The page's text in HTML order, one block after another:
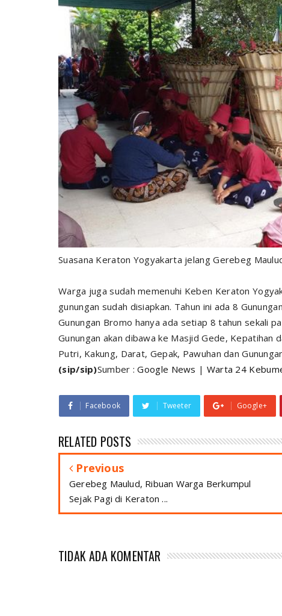
Suasana Keraton Yogyakarta jelang Gerebeg
Warga juga sudah memenuhi Keben Keraton
gunungan sudah disiapkan. Tahun ini ada 8
Gunungan Bromo hanya ada setiap 8 tahun sekali
Gunungan akan dibawa ke Masjid Gede, Kepatihan
Putri, Kakung, Darat, Gepak, Pawuhan dan
(sip/sip)Sumber :Google News | Warta 24
Facebook Tweeter Google+
RELATED POSTS
Previous
Gerebeg Maulud, Ribuan Warga Berkumpul
Sejak Pagi di Keraton ...
TIDAK ADA KOMENTAR